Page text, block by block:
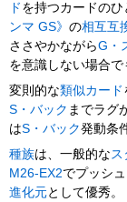
ド を持つカードの
ンマ GS》の相互互
ささやかながらG・
を意識しない場合で
変則的な類似カード
S・バック までラグ
はS・バック発動条
種族は、一般的な
M26-EX2でプッシ
進化元として優秀。